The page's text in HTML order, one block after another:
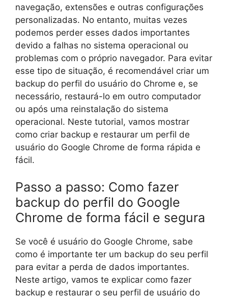
navegação, extensões e outras configurações
personalizadas. No entanto, muitas vezes
podemos perder esses dados importantes
devido a falhas no sistema operacional ou
problemas com o próprio navegador. Para evitar
esse tipo de situação, é recomendável criar um
backup do perfil do usuário do Chrome e, se
necessário, restaurá-lo em outro computador
ou após uma reinstalação do sistema
operacional. Neste tutorial, vamos mostrar
como criar backup e restaurar um perfil de
usuário do Google Chrome de forma rápida e
fácil.
Passo a passo: Como fazer
backup do perfil do Google
Chrome de forma fácil e segura
Se você é usuário do Google Chrome, sabe
como é importante ter um backup do seu perfil
para evitar a perda de dados importantes.
Neste artigo, vamos te explicar como fazer
backup e restaurar o seu perfil de usuário do